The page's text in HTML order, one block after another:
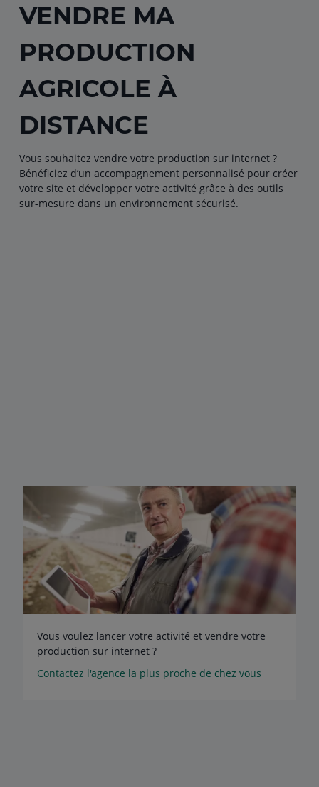
VENDRE MA
PRODUCTION
AGRICOLE À
DISTANCE
Vous souhaitez vendre votre production sur internet ?
Bénéficiez d’un accompagnement personnalisé pour créer
votre site et développer votre activité grâce à des outils
sur-mesure dans un environnement sécurisé.
Vous voulez lancer votre activité et vendre votre
production sur internet ?
Contactez l'agence la plus proche de chez vous